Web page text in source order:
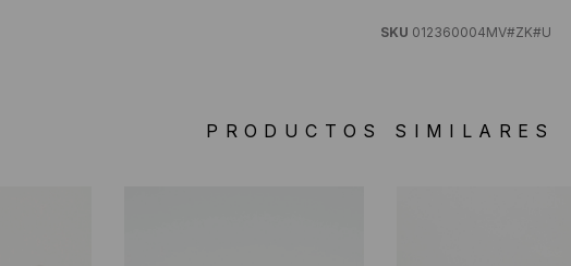
SKU 012360004MV#ZK#U
PRODUCTOS SIMILARES